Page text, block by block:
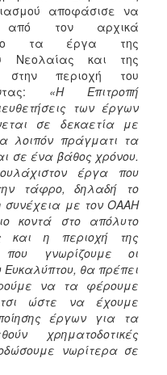
αποφάσισε να
από τον αρχικά
τα έργα της
Νεολαίας και της
στην περιοχή του
«Η Επιτροπή
των έργων
σε δεκαετία με
λοιπόν πράγματι τα
σε ένα βάθος χρόνου.
έργα που
τάφρο, δηλαδή το
συνέχεια με τον ΟΑΑΗ
κοντά στο απόλυτο
και η περιοχή της
που γνωρίζουμε οι
Ευκαλύπτου, θα πρέπει
να τα φέρουμε
ώστε να έχουμε
έργων για τα
χρηματοδοτικές
νωρίτερα σε